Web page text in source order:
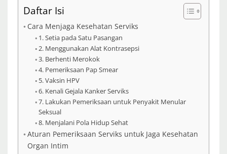
Daftar Isi
Cara Menjaga Kesehatan Serviks
1. Setia pada Satu Pasangan
2. Menggunakan Alat Kontrasepsi
3. Berhenti Merokok
4. Pemeriksaan Pap Smear
5. Vaksin HPV
6. Kenali Gejala Kanker Serviks
7. Lakukan Pemeriksaan untuk Penyakit Menular
Seksual
8. Menjalani Pola Hidup Sehat
Aturan Pemeriksaan Serviks untuk Jaga Kesehatan
Organ Intim